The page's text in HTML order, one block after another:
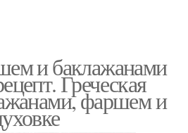
и баклажанами
Греческая
фаршем и